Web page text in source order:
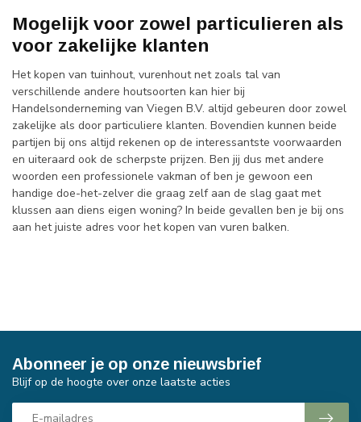
Mogelijk voor zowel particulieren als
voor zakelijke klanten
Het kopen van tuinhout, vurenhout net zoals tal van
verschillende andere houtsoorten kan hier bij
Handelsonderneming van Viegen B.V. altijd gebeuren door zowel
zakelijke als door particuliere klanten. Bovendien kunnen beide
partijen bij ons altijd rekenen op de interessantste voorwaarden
en uiteraard ook de scherpste prijzen. Ben jij dus met andere
woorden een professionele vakman of ben je gewoon een
handige doe-het-zelver die graag zelf aan de slag gaat met
klussen aan diens eigen woning? In beide gevallen ben je bij ons
aan het juiste adres voor het kopen van vuren balken.
Abonneer je op onze nieuwsbrief
Blijf op de hoogte over onze laatste acties